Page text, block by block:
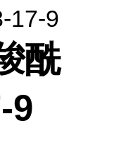
17-9
酰
9